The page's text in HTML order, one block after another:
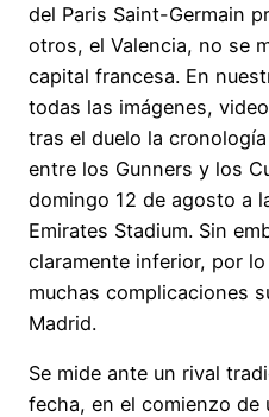
del Paris Saint-Germain
otros, el Valencia, no se
capital francesa. En
todas las imágenes,
tras el duelo la
entre los Gunners y los
domingo 12 de agosto a
Emirates Stadium. Sin
claramente inferior, por
muchas complicaciones
Madrid.
Se mide ante un rival
fecha, en el comienzo de